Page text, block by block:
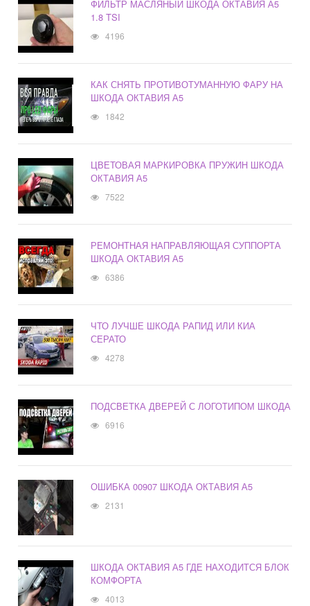
ФИЛЬТР МАСЛЯНЫЙ ШКОДА ОКТАВИЯ А5
1.8 TSI
4196
КАК СНЯТЬ ПРОТИВОТУМАННУЮ ФАРУ НА
ШКОДА ОКТАВИЯ А5
1842
ЦВЕТОВАЯ МАРКИРОВКА ПРУЖИН ШКОДА
ОКТАВИЯ А5
7522
РЕМОНТНАЯ НАПРАВЛЯЮЩАЯ СУППОРТА
ШКОДА ОКТАВИЯ А5
6386
ЧТО ЛУЧШЕ ШКОДА РАПИД ИЛИ КИА
СЕРАТО
4278
ПОДСВЕТКА ДВЕРЕЙ С ЛОГОТИПОМ ШКОДА
6916
ОШИБКА 00907 ШКОДА ОКТАВИЯ А5
2131
ШКОДА ОКТАВИЯ А5 ГДЕ НАХОДИТСЯ БЛОК
КОМФОРТА
4013